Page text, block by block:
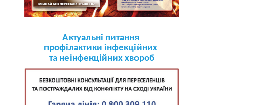
Актуальні питання
профілактики інфекційних
та неінфекційних хвороб